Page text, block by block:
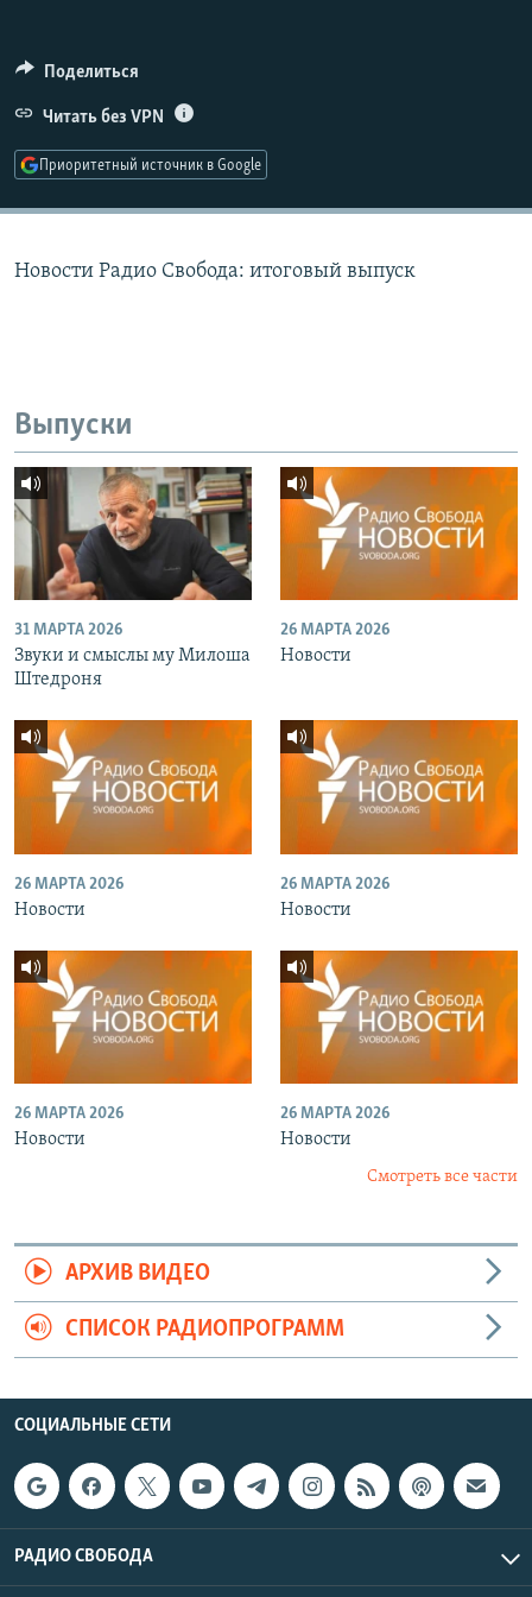
ПОДПИШИТЕСЬ НА РАССЫЛКУ
СОЦИАЛЬНЫЕ СЕТИ
Поделиться
Читать без VPN
Приоритетный источник в Google
Новости Радио Свобода: итоговый выпуск
Выпуски
31 МАРТА 2026
Звуки и смыслы му Милоша
Штедроня
26 МАРТА 2026
Новости
26 МАРТА 2026
Новости
26 МАРТА 2026
Новости
26 МАРТА 2026
Новости
26 МАРТА 2026
Новости
Смотреть все части
АРХИВ ВИДЕО
СПИСОК РАДИОПРОГРАММ
СОЦИАЛЬНЫЕ СЕТИ
РАДИО СВОБОДА